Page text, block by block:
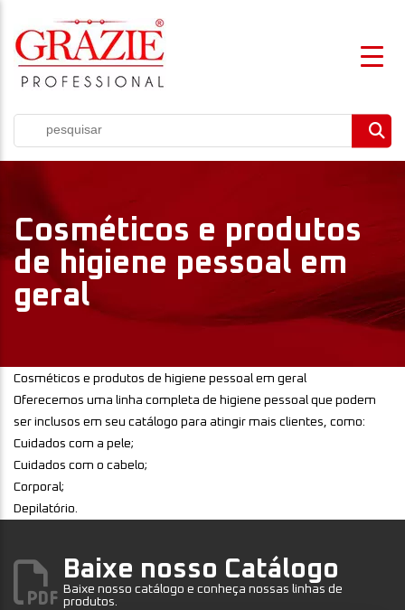
Cosméticos e produtos
de higiene pessoal em
geral
Cosméticos e produtos de higiene pessoal em geral
Oferecemos uma linha completa de higiene pessoal que podem
ser inclusos em seu catálogo para atingir mais clientes, como:
Cuidados com a pele;
Cuidados com o cabelo;
Corporal;
Depilatório.
Baixe nosso Catálogo
Baixe nosso catálogo e conheça nossas linhas de
produtos.